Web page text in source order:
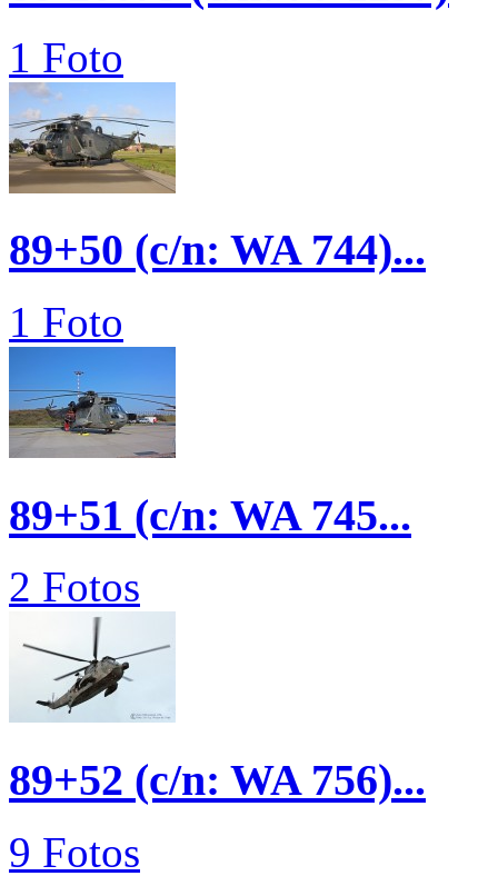
1 Foto
89+50 (c/n: WA 744)...
1 Foto
89+51 (c/n: WA 745...
2 Fotos
89+52 (c/n: WA 756)...
9 Fotos